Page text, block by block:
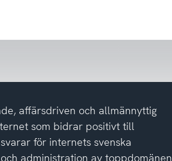
affärsdriven och allmännyttig
som bidrar positivt till
för internets svenska
administration av toppdomänen